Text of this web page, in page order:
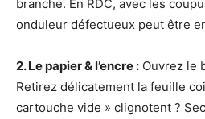
branché. En RDC, avec les
onduleur défectueux peut être
2. Le papier & l’encre : Ouvrez le
Retirez délicatement la feuille
cartouche vide » clignotent ?